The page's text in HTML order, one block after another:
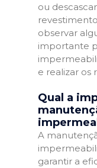
ou
observar
importante
e realizar os
Qual a
A
garantir a